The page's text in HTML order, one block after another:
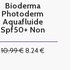
Bioderma
Photoderm
Aquafluide
Spf50+ Non
10.99€8.24€